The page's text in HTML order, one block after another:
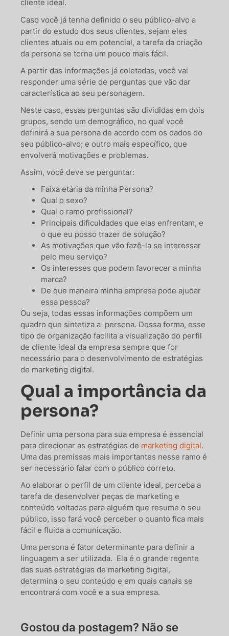
cliente ideal.
Caso você já tenha definido o seu público-alvo a
partir do estudo dos seus clientes, sejam eles
clientes atuais ou em potencial, a tarefa da criação
da persona se torna um pouco mais fácil.
A partir das informações já coletadas, você vai
responder uma série de perguntas que vão dar
característica ao seu personagem.
Neste caso, essas perguntas são divididas em dois
grupos, sendo um demográfico, no qual você
definirá a sua persona de acordo com os dados do
seu público-alvo; e outro mais específico, que
envolverá motivações e problemas.
Assim, você deve se perguntar:
Faixa etária da minha Persona?
Qual o sexo?
Qual o ramo profissional?
Principais dificuldades que elas enfrentam, e
o que eu posso trazer de solução?
As motivações que vão fazê-la se interessar
pelo meu serviço?
Os interesses que podem favorecer a minha
marca?
De que maneira minha empresa pode ajudar
essa pessoa?
Ou seja, todas essas informações compõem um
quadro que sintetiza a persona. Dessa forma, esse
tipo de organização facilita a visualização do perfil
de cliente ideal da empresa sempre que for
necessário para o desenvolvimento de estratégias
de marketing digital.
Qual a importância da
persona?
Definir uma persona para sua empresa é essencial
para direcionar as estratégias de marketing digital.
Uma das premissas mais importantes nesse ramo é
ser necessário falar com o público correto.
Ao elaborar o perfil de um cliente ideal, perceba a
tarefa de desenvolver peças de marketing e
conteúdo voltadas para alguém que resume o seu
público, isso fará você perceber o quanto fica mais
fácil e fluida a comunicação.
Uma persona é fator determinante para definir a
linguagem a ser utilizada. Ela é o grande regente
das suas estratégias de marketing digital,
determina o seu conteúdo e em quais canais se
encontrará com você e a sua empresa.
Gostou da postagem? Não se